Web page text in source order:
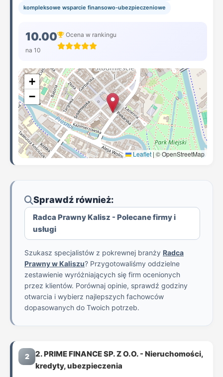
kompleksowe wsparcie finansowo-ubezpieczeniowe
10.00
na 10
Ocena w rankingu
+
−
Leaflet | © OpenStreetMap
Sprawdź również:
Radca Prawny Kalisz - Polecane firmy i
usługi
Szukasz specjalistów z pokrewnej branży Radca
Prawny w Kaliszu? Przygotowaliśmy oddzielne
zestawienie wyróżniających się firm ocenionych
przez klientów. Porównaj opinie, sprawdź godziny
otwarcia i wybierz najlepszych fachowców
dopasowanych do Twoich potrzeb.
2
2. PRIME FINANCE SP. Z O.O. - Nieruchomości,
kredyty, ubezpieczenia